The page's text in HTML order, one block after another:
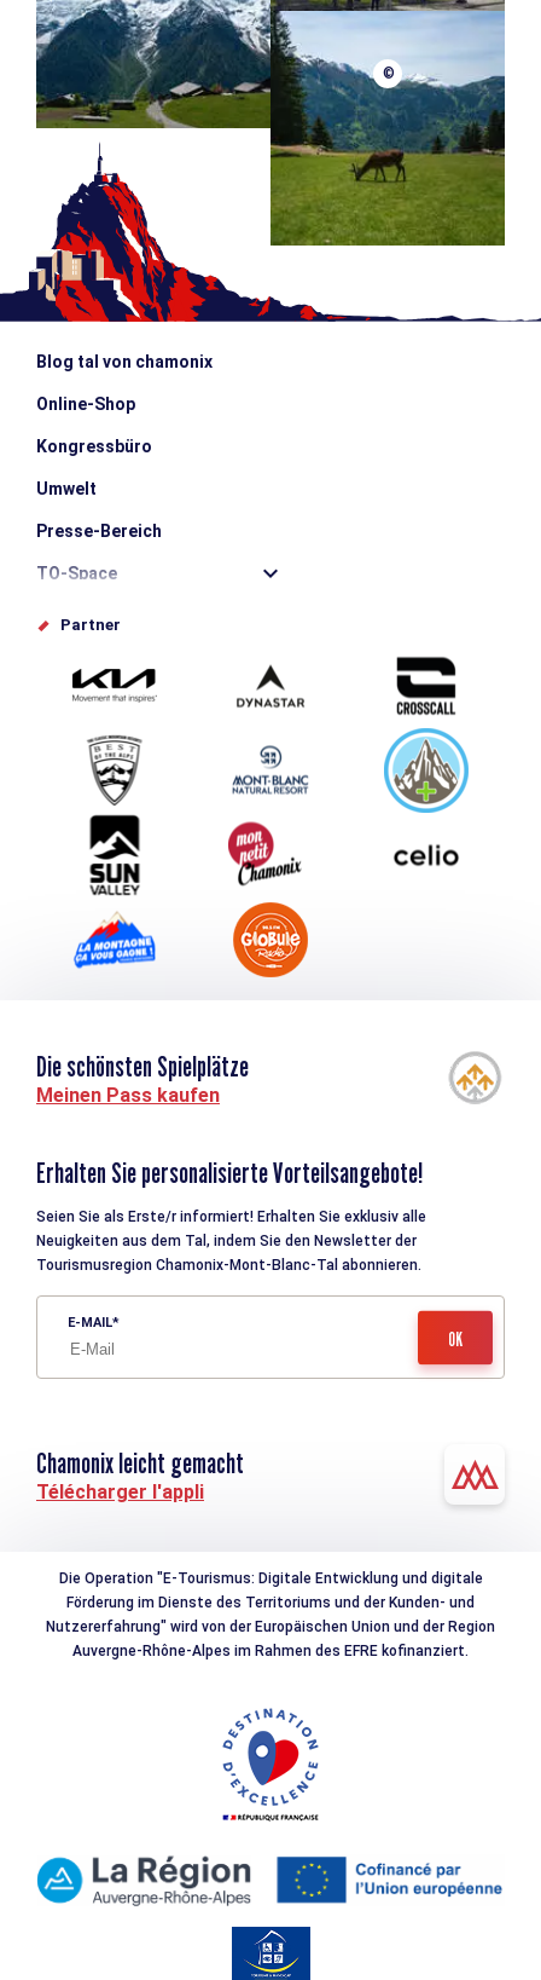
©
Blog tal von chamonix
Online-Shop
Kongressbüro
Umwelt
Presse-Bereich
TO-Space
Offices de tourisme
Schlagen Sie Ihr Event vor
Service groupes et séminaires
Herunterladen
Tourismus & Behinderung
Partner
Die schönsten Spielplätze
Meinen Pass kaufen
Erhalten Sie personalisierte Vorteilsangebote!
Seien Sie als Erste/r informiert! Erhalten Sie exklusiv alle
Neuigkeiten aus dem Tal, indem Sie den Newsletter der
Tourismusregion Chamonix-Mont-Blanc-Tal abonnieren.
E-MAIL
Chamonix leicht gemacht
Télécharger l'appli
Die Operation "E-Tourismus: Digitale Entwicklung und digitale
Förderung im Dienste des Territoriums und der Kunden- und
Nutzererfahrung" wird von der Europäischen Union und der Region
Auvergne-Rhône-Alpes im Rahmen des EFRE kofinanziert.